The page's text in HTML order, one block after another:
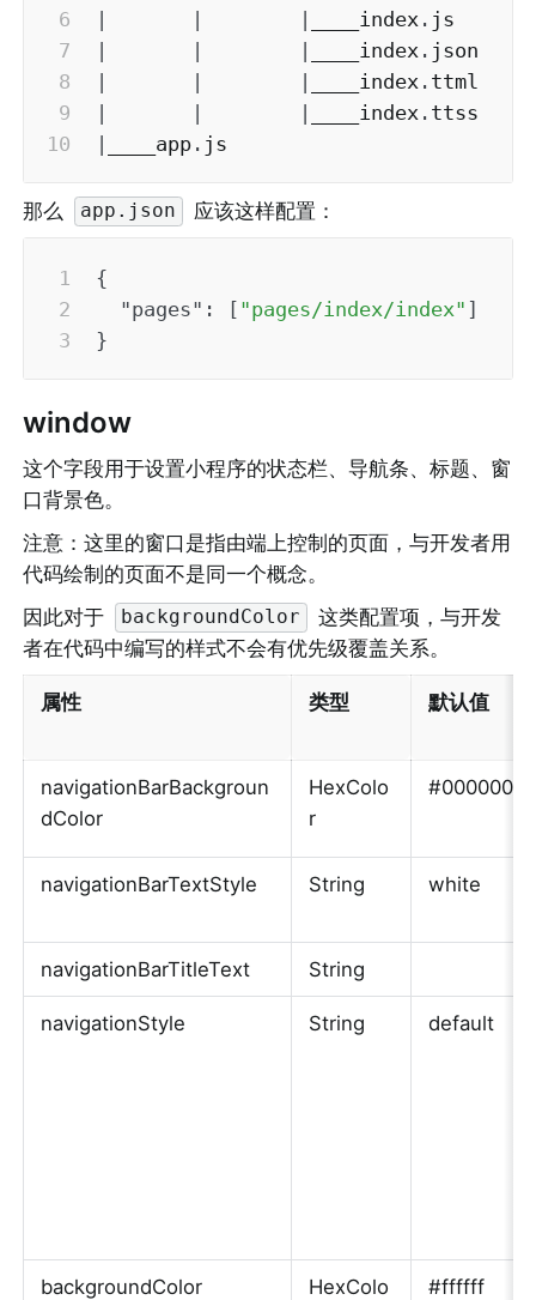
| | | ____index .
|
| | ____index .
|
| | ____index .
|
| | ____index .
|
____app . js
那么 app.json 应该这样配置：
{
"pages" : [ "pages/index/index" ]
}
window
这个字段用于设置小程序的状态栏、导航条、标题、窗
口背景色。
注意：这里的窗口是指由端上控制的页面，与开发者用
代码绘制的页面不是同一个概念。
因此对于
backgroundColor
这类配置项，与开发
者在代码中编写的样式不会有优先级覆盖关系。
属性 类型 默认值
navigationBarBackgroun
dColor
HexColo
r
#000000
navigationBarTextStyle String white
navigationBarTitleText String
navigationStyle String default
backgroundColor
HexColo
#ffffff